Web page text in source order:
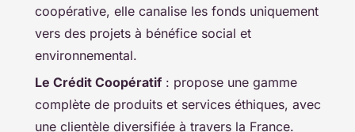
coopérative, elle canalise les fonds uniquement
vers des projets à bénéfice social et
environnemental.
Le Crédit Coopératif : propose une gamme
complète de produits et services éthiques, avec
une clientèle diversifiée à travers la France.